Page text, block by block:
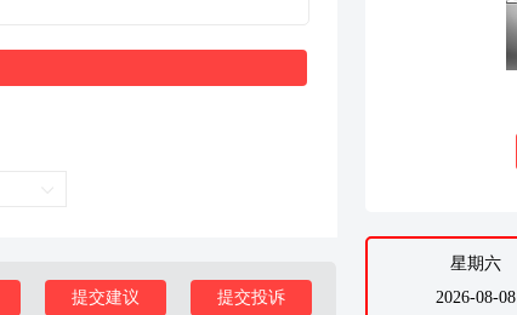
提交投诉
提交建议
星期六
2026-08-08